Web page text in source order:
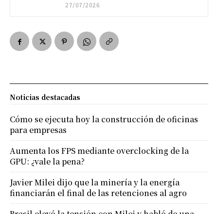
27/07/2026
Noticias destacadas
Cómo se ejecuta hoy la construcción de oficinas
para empresas
Aumenta los FPS mediante overclocking de la
GPU: ¿vale la pena?
Javier Milei dijo que la minería y la energía
financiarán el final de las retenciones al agro